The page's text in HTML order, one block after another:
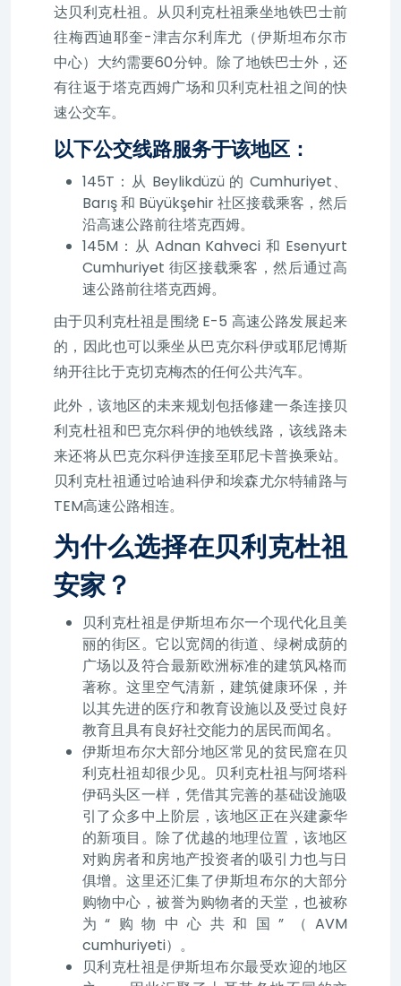
达贝利克杜祖。从贝利克杜祖乘坐地铁巴士前
往梅西迪耶奎-津吉尔利库尤（伊斯坦布尔市
中心）大约需要60分钟。除了地铁巴士外，还
有往返于塔克西姆广场和贝利克杜祖之间的快
速公交车。
以下公交线路服务于该地区：
145T：从 Beylikdüzü 的 Cumhuriyet、
Barış 和 Büyükşehir 社区接载乘客，然后
沿高速公路前往塔克西姆。
145M：从 Adnan Kahveci 和 Esenyurt
Cumhuriyet 街区接载乘客，然后通过高
速公路前往塔克西姆。
由于贝利克杜祖是围绕 E-5 高速公路发展起来
的，因此也可以乘坐从巴克尔科伊或耶尼博斯
纳开往比于克切克梅杰的任何公共汽车。
此外，该地区的未来规划包括修建一条连接贝
利克杜祖和巴克尔科伊的地铁线路，该线路未
来还将从巴克尔科伊连接至耶尼卡普换乘站。
贝利克杜祖通过哈迪科伊和埃森尤尔特辅路与
TEM高速公路相连。
为什么选择在贝利克杜祖
安家？
贝利克杜祖是伊斯坦布尔一个现代化且美
丽的街区。它以宽阔的街道、绿树成荫的
广场以及符合最新欧洲标准的建筑风格而
著称。这里空气清新，建筑健康环保，并
以其先进的医疗和教育设施以及受过良好
教育且具有良好社交能力的居民而闻名。
伊斯坦布尔大部分地区常见的贫民窟在贝
利克杜祖却很少见。贝利克杜祖与阿塔科
伊码头区一样，凭借其完善的基础设施吸
引了众多中上阶层，该地区正在兴建豪华
的新项目。除了优越的地理位置，该地区
对购房者和房地产投资者的吸引力也与日
俱增。这里还汇集了伊斯坦布尔的大部分
购物中心，被誉为购物者的天堂，也被称
为“购物中心共和国”（AVM
cumhuriyeti）。
贝利克杜祖是伊斯坦布尔最受欢迎的地区